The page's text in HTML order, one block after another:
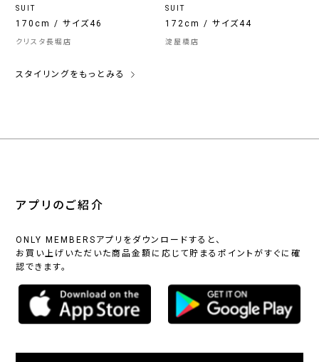
SUIT
170cm / サイズ46
クリスタ長堀店
SUIT
172cm / サイズ44
淀屋橋店
スタイリングをもっとみる
アプリのご紹介
ONLY MEMBERSアプリをダウンロードすると、
お買い上げいただいた商品金額に応じて貯まるポイントがすぐに確
認できます。